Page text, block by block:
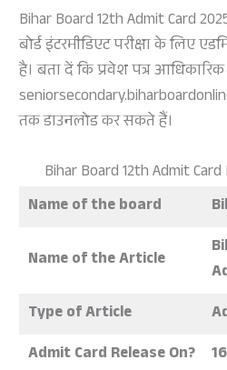
Bihar Board 12th Admit Card
बोर्ड इंटरमीडिएट परीक्षा के लिए
है। बता दें कि प्रवेश पत्र
तक डाउनलोड कर सकते हैं।
Bihar Board 12th Admit
Name of the board
Name of the Article
Type of Article
Admit Card Release On?